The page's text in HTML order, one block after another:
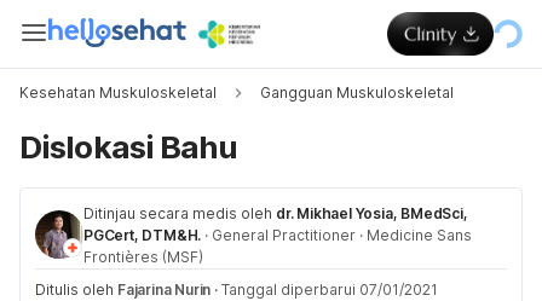
Kesehatan Muskuloskeletal Gangguan Muskuloskeletal
Dislokasi Bahu
Ditinjau secara medis oleh dr. Mikhael Yosia, BMedSci,
PGCert, DTM&H. · General Practitioner · Medicine Sans
Frontières (MSF)
Ditulis oleh Fajarina Nurin · Tanggal diperbarui 07/01/2021